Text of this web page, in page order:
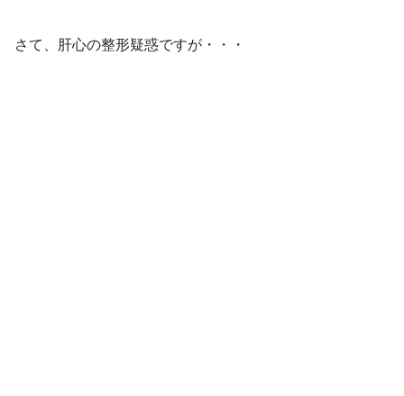
さて、肝心の整形疑惑ですが・・・